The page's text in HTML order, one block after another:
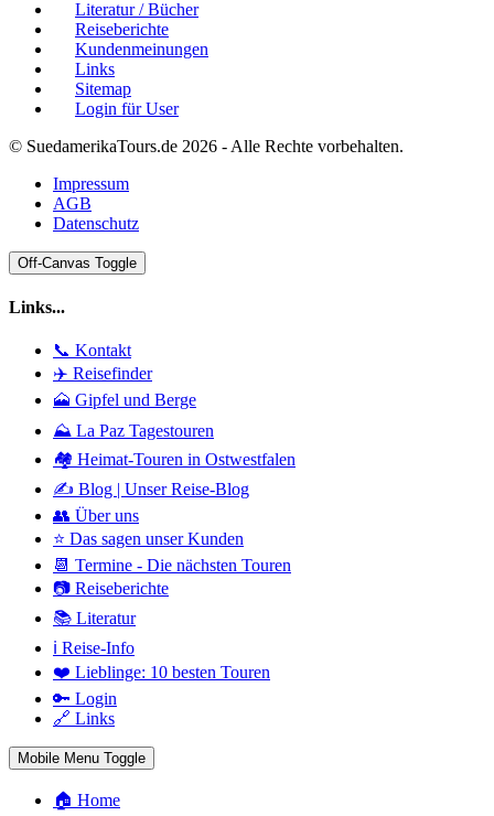
Literatur / Bücher
Reiseberichte
Kundenmeinungen
Links
Sitemap
Login für User
© SuedamerikaTours.de 2026 - Alle Rechte vorbehalten.
Impressum
AGB
Datenschutz
Off-Canvas Toggle
Links...
📞 Kontakt
✈️ Reisefinder
🗻 Gipfel und Berge
⛰️ La Paz Tagestouren
🏘️ Heimat-Touren in Ostwestfalen
✍️ Blog | Unser Reise-Blog
👥 Über uns
⭐ Das sagen unser Kunden
📆 Termine - Die nächsten Touren
📷 Reiseberichte
📚 Literatur
ℹ️ Reise-Info
❤️ Lieblinge: 10 besten Touren
🔑 Login
🔗 Links
Mobile Menu Toggle
🏠 Home